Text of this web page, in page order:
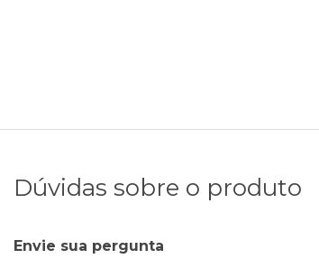
Dúvidas sobre o produto
Envie sua pergunta